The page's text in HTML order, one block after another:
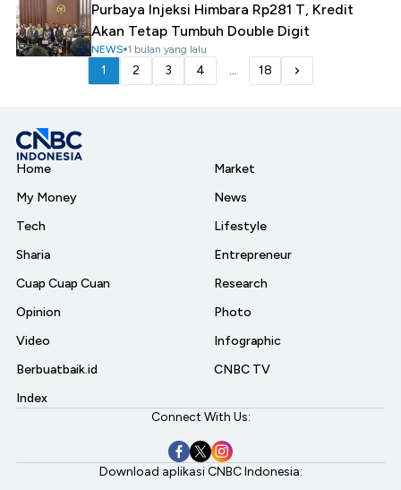
Purbaya Injeksi Himbara Rp281 T, Kredit
Akan Tetap Tumbuh Double Digit
NEWS 1 bulan yang lalu
1 2 3 4 ... 18
Home
My Money
Tech
Sharia
Cuap Cuap Cuan
Opinion
Video
Berbuatbaik.id
Index
Market
News
Lifestyle
Entrepreneur
Research
Photo
Infographic
CNBC TV
Connect With Us:
Download aplikasi CNBC Indonesia: